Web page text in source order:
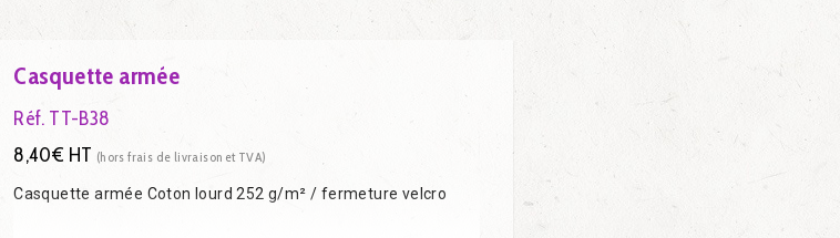
Casquette armée
Réf. TT-B38
8,40€ HT (hors frais de livraison et TVA)
Casquette armée Coton lourd 252 g/m² / fermeture velcro